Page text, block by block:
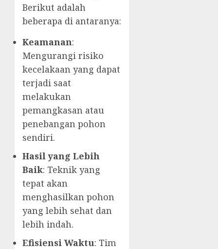
Berikut adalah
beberapa di antaranya:
Keamanan:
Mengurangi risiko
kecelakaan yang dapat
terjadi saat
melakukan
pemangkasan atau
penebangan pohon
sendiri.
Hasil yang Lebih
Baik: Teknik yang
tepat akan
menghasilkan pohon
yang lebih sehat dan
lebih indah.
Efisiensi Waktu: Tim